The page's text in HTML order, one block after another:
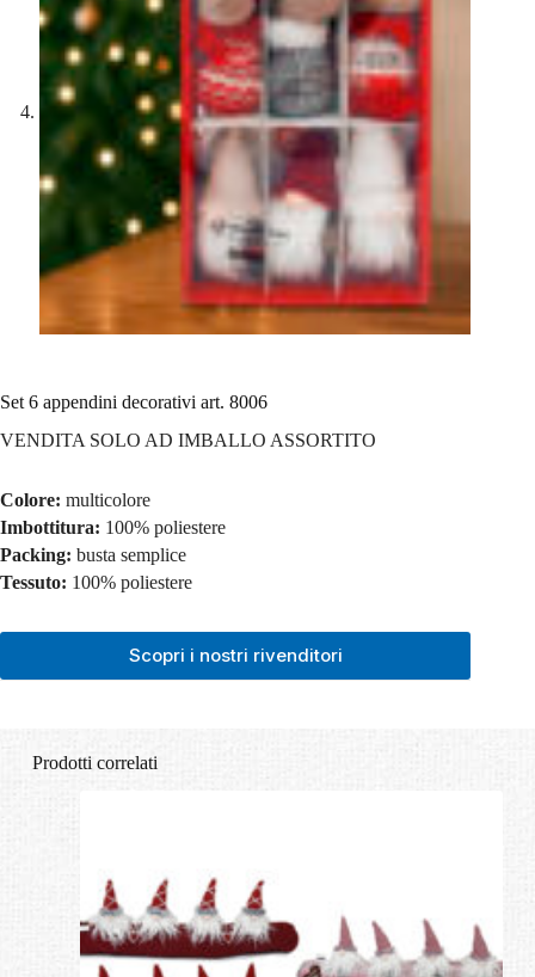
Set 6 appendini decorativi art. 8006
VENDITA SOLO AD IMBALLO ASSORTITO
Colore: multicolore
Imbottitura: 100% poliestere
Packing: busta semplice
Tessuto: 100% poliestere
Scopri i nostri rivenditori
Prodotti correlati